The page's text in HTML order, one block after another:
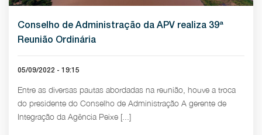
Conselho de Administração da APV realiza 39ª
Reunião Ordinária
05/09/2022 - 19:15
Entre as diversas pautas abordadas na reunião, houve a troca
do presidente do Conselho de Administração A gerente de
Integração da Agência Peixe [...]